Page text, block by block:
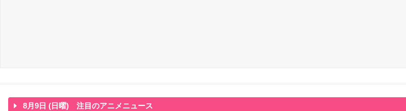
8月9日 (日曜) 注目のアニメニュース